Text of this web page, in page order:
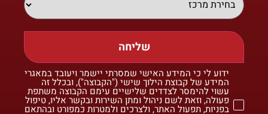
שליחה
ידוע לי כי המידע האישי שמסרתי יישמר ויעובד במאגרי
המידע של קבוצת הילוך שישי ("הקבוצה"), ובכלל זה
עשוי להימסר לצדדים שלישיים עימם הקבוצה משתפת
פעולה, וזאת לשם ניהול ומתן השירות ובקשר אליו, טיפול
בפניות, תפעול האתר, ולצרכים ולמטרות כמפורט ובהתאם